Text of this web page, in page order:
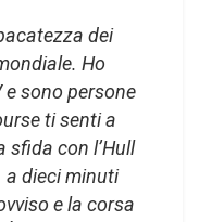
dei
Ho
sono persone
ti senti a
sfida con l’Hull
a dieci minuti
e la corsa